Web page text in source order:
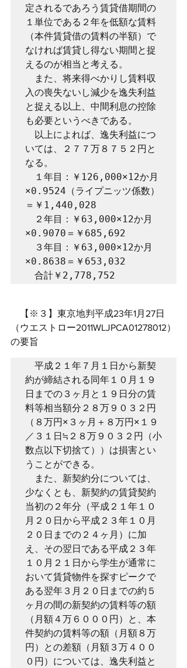
定されるであろう賃貸借期間の
１単位である２年を低額な賃料
（本件賃貸借の賃料の半額）で
なければ賃貸し得ない期間と捉
えるのが相当と考える。
また、将来得べかりし賃料収
入の喪失ないし減少を逸失利益
と捉える以上、中間利息の控除
も必要というべきである。
以上によれば、逸失利益につ
いては、２７７万８７５２円と
なる。
１年目：￥126,000×12か月
×0.9524（ライプニッツ係数）
＝￥1,440,028
２年目：￥63,000×12か月
×0.9070＝￥685,692
３年目：￥63,000×12か月
×0.8638＝￥653,032
合計￥2,778,752
【※３】東京地判平成23年1月27日
（ウエストロー2011WLJPCA01278012）
の要旨
平成２１年７月１日から新契
約が締結される同年１０月１９
日までの３ヶ月と１９日分の賃
料等相当額分２８万９０３２円
（８万円×３ヶ月＋８万円×１９
／３１日≒２８万９０３２円（小
数点以下切捨て））は損害とい
うことができる。
また、新契約分については、
少なくとも、新契約の賃貸契約
当初の２年分（平成２１年１０
月２０日から平成２３年１０月
２０日までの２４ヶ月）に加
え、その翌日である平成２３年
１０月２１日から学生が通常に
おいて賃貸物件を探すピークで
ある翌年３月２０日までの約５
ヶ月の間の新契約の賃料等の額
（月額４万６０００円）と、本
件契約の賃料等の額（月額８万
円）との差額（月額３万４００
０円）については、逸失利益と